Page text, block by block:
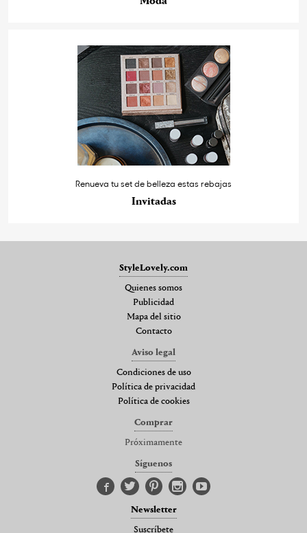
Renueva tu set de belleza estas rebajas
Invitadas
StyleLovely.com
Quienes somos
Publicidad
Mapa del sitio
Contacto
Aviso legal
Condiciones de uso
Política de privacidad
Política de cookies
Comprar
Próximamente
Síguenos
Newsletter
Suscríbete